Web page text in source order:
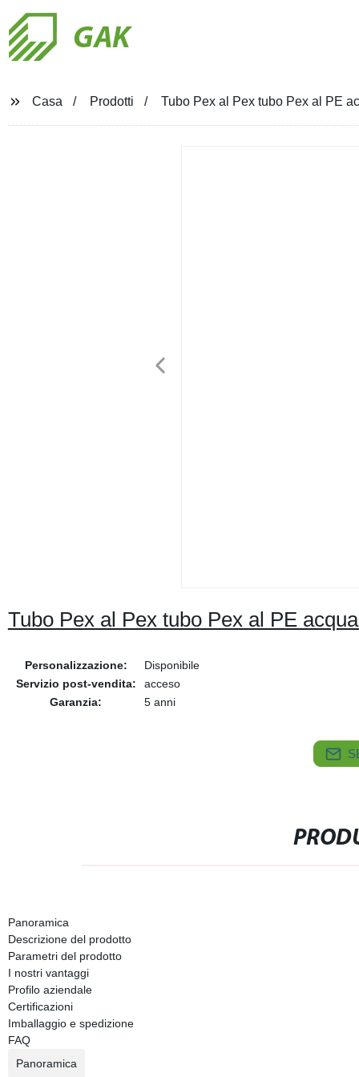
GAK
Casa Prodotti Tubo Pex al Pex tubo Pex al PE
Tubo Pex al Pex tubo Pex al PE
Personalizzazione:
Disponibile
Servizio post-vendita:
acceso
Garanzia:
5 anni
Panoramica
Descrizione del prodotto
Parametri del prodotto
I nostri vantaggi
Profilo aziendale
Certificazioni
Imballaggio e spedizione
FAQ
Panoramica